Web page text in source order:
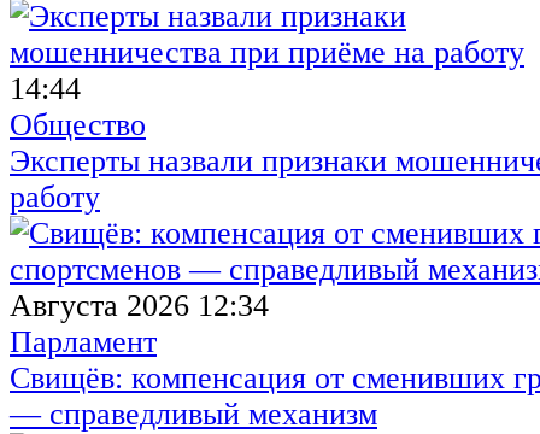
14:44
Общество
Эксперты назвали признаки
работу
Августа 2026 12:34
Парламент
Свищёв: компенсация от сменивших
— справедливый механизм